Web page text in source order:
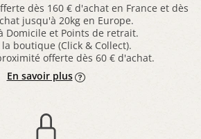
dès 160 € d'achat en France et dès
jusqu'à 20kg en Europe.
Domicile et Points de retrait.
boutique (Click & Collect).
offerte dès 60 € d'achat.
En savoir plus